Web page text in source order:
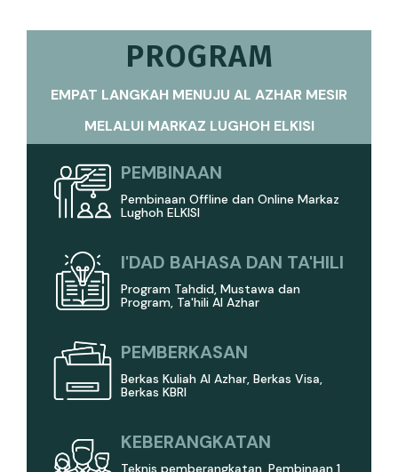
PROGRAM
EMPAT LANGKAH MENUJU AL AZHAR MESIR
MELALUI MARKAZ LUGHOH ELKISI
PEMBINAAN
Pembinaan Offline dan Online Markaz
Lughoh ELKISI
I'DAD BAHASA DAN TA'HILI
Program Tahdid, Mustawa dan
Program, Ta'hili Al Azhar
PEMBERKASAN
Berkas Kuliah Al Azhar, Berkas Visa,
Berkas KBRI
KEBERANGKATAN
Teknis pemberangkatan, Pembinaan 1